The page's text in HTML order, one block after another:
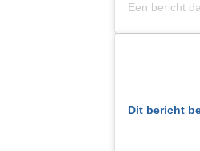
Een bericht
Dit bericht